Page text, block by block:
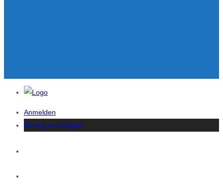
Anmelden
Eintrag hinzufügen